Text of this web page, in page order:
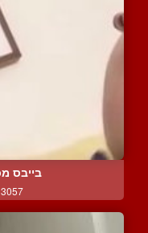
בייבס
3057 צפיות